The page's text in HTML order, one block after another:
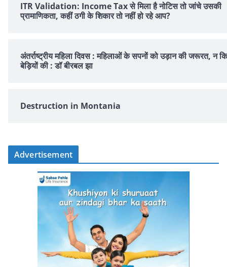
ITR Validation: Income Tax से मिला है नोटिस तो जांचे उसकी
प्रामाणिकता, कहीं ठगी के शिकार तो नहीं हो रहे आप?
अंतर्राष्ट्रीय महिला दिवस : महिलाओं के सपनों को उड़ान की जरूरत, न कि
बेड़ियों की : डॉ बीरबल झा
Destruction in Montania
Advertisement